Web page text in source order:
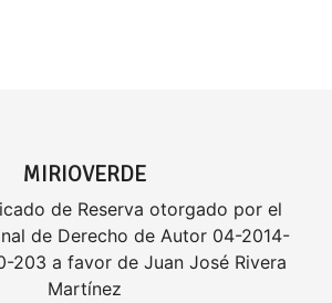
MIRIOVERDE
de Reserva otorgado por el
de Derecho de Autor 04-2014-
203 a favor de Juan José Rivera
Martínez